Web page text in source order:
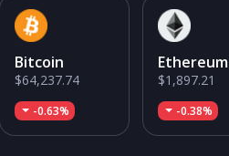
Bitcoin
$64,237.74
-0.63%
Ethereum
$1,897.21
-0.38%